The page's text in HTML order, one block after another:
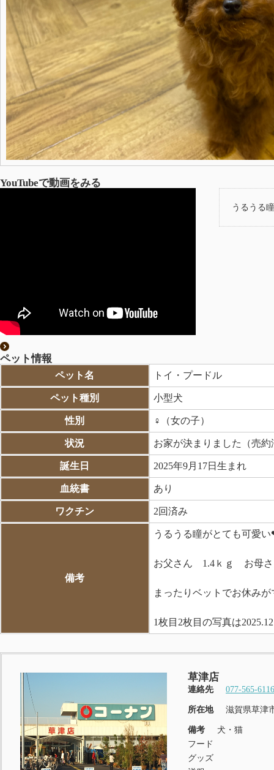
YouTubeで動画をみる
うるうる
ペット情報
ペット名 トイ・プードル
ペット種別 小型犬
性別 ♀（女の子）
状況 お家が決まりました（売約
誕生日 2025年9月17日生まれ
血統書 あり
ワクチン 2回済み
備考
うるうる瞳がとても可愛
お父さん 1.4ｋｇ お母
まったりベットでお休み
1枚目2枚目の写真は
草津店
連絡先 077-565-6116
所在地 滋賀県草津
備考
犬・猫
フード
グッズ